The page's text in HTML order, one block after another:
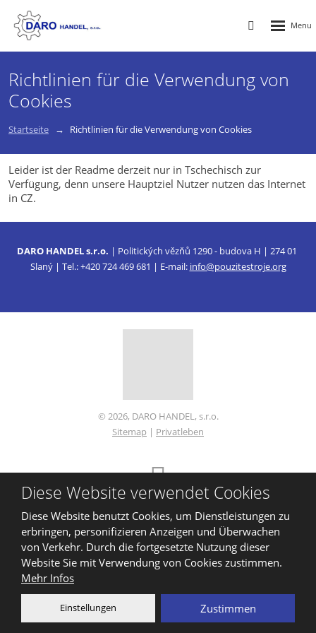
Vyhledávání
Richtlinien für die Verwendung von
Cookies
Startseite Richtlinien für die Verwendung von Cookies
Leider ist der Readme derzeit nur in Tschechisch zur
Verfügung, denn unsere Hauptziel Nutzer nutzen das Internet
in CZ.
DARO HANDEL s.r.o. | Politických vězňů 1290 - budova H | 274 01
Slaný | Tel.: +420 724 469 681 | E-mail: info@pouzitestroje.org
© 2026, DARO HANDEL, s.r.o.
Sitemap | Privatleben
Diese Website ist durch reCAPTCHA geschützt und es gelten die
Datenschutzbestimmungen und Nutzungsbedingungen von Google.
Diese Website verwendet Cookies
Diese Website benutzt Cookies, um Dienstleistungen zu
erbringen, personifizieren Anzeigen und Überwachen
von Verkehr. Durch die fortgesetzte Nutzung dieser
Website Sie mit Verwendung von Cookies zustimmen.
Mehr Infos
Einstellungen Zustimmen